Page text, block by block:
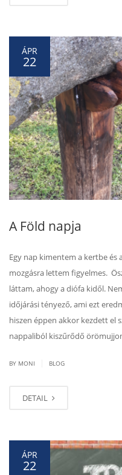
ÁPR
22
A Föld napja
Egy nap kimentem a kertbe és
mozgásra lettem figyelmes.
láttam, ahogy a diófa kidől.
időjárási tényező, ami ezt
hiszen éppen akkor kezdett el
nappaliból kiszűrődő
BY MONI BLOG
DETAIL
ÁPR
22